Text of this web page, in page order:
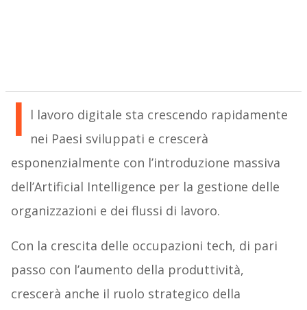
I l lavoro digitale sta crescendo rapidamente
nei Paesi sviluppati e crescerà
esponenzialmente con l’introduzione massiva
dell’Artificial Intelligence per la gestione delle
organizzazioni e dei flussi di lavoro.
Con la crescita delle occupazioni tech, di pari
passo con l’aumento della produttività,
crescerà anche il ruolo strategico della